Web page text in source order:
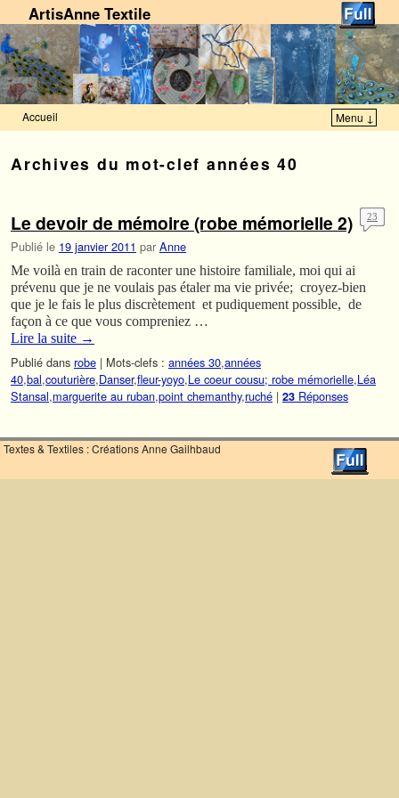
ArtisAnne Textile
Accueil Menu ↓
Archives du mot-clef années 40
Le devoir de mémoire (robe mémorielle 2)
Publié le 19 janvier 2011 par Anne
23
Me voilà en train de raconter une histoire familiale, moi qui ai
prévenu que je ne voulais pas étaler ma vie privée; croyez-bien
que je le fais le plus discrètement et pudiquement possible, de
façon à ce que vous compreniez …
Lire la suite →
Publié dans robe | Mots-clefs : années 30,années
40,bal,couturière,Danser,fleur-yoyo,Le coeur cousu; robe mémorielle,Léa
Stansal,marguerite au ruban,point chemanthy,ruché | 23 Réponses
Textes & Textiles : Créations Anne Gailhbaud